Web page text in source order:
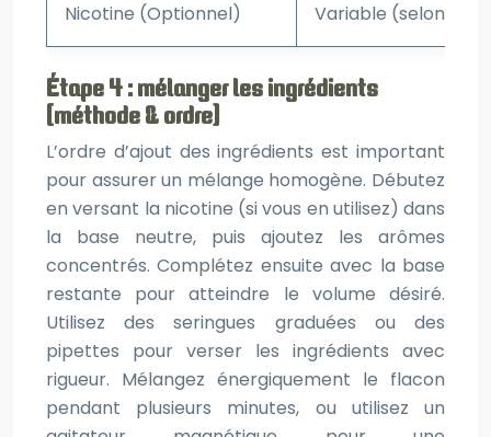
Nicotine (Optionnel) Variable (selon le
Étape 4 : mélanger les ingrédients
(méthode & ordre)
L’ordre d’ajout des ingrédients est important
pour assurer un mélange homogène. Débutez
en versant la nicotine (si vous en utilisez) dans
la base neutre, puis ajoutez les arômes
concentrés. Complétez ensuite avec la base
restante pour atteindre le volume désiré.
Utilisez des seringues graduées ou des
pipettes pour verser les ingrédients avec
rigueur. Mélangez énergiquement le flacon
pendant plusieurs minutes, ou utilisez un